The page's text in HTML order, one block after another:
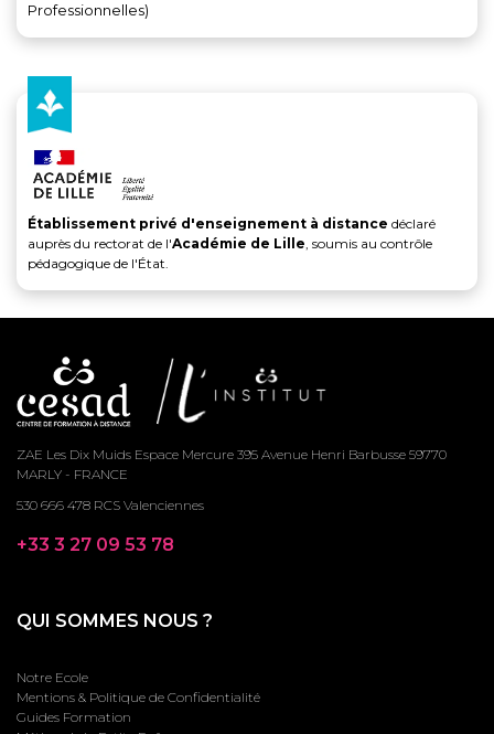
Professionnelles)
Établissement privé d'enseignement à distance déclaré
auprès du rectorat de l'Académie de Lille, soumis au contrôle
pédagogique de l'État.
ZAE Les Dix Muids Espace Mercure 395 Avenue Henri Barbusse 59770
MARLY - FRANCE
530 666 478 RCS Valenciennes
+33 3 27 09 53 78
QUI SOMMES NOUS ?
Notre Ecole
Mentions & Politique de Confidentialité
Guides Formation